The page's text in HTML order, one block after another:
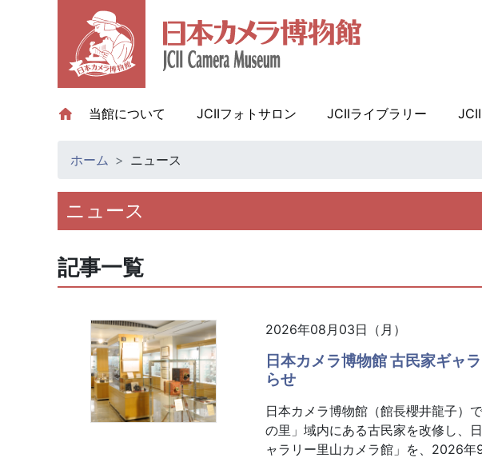
当館について (current)JCIIフォトサロン JCIIライブラリー
ホーム ニュース
ニュース
記事一覧
2026年08月03日（月）
日本カメラ博物館 古民家ギャ
らせ
日本カメラ博物館（館長櫻井龍子）
の里」域内にある古民家を改修し、
ャラリー里山カメラ館」を、2026年